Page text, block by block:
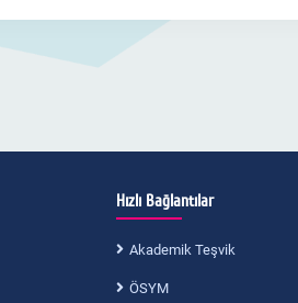
Hızlı Bağlantılar
Akademik Teşvik
ÖSYM